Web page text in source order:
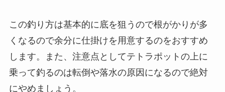
この釣り方は基本的に底を狙うので根がかりが多
くなるので余分に仕掛けを用意するのをおすすめ
します。また、注意点としてテトラポットの上に
乗って釣るのは転倒や落水の原因になるので絶対
にやめましょう。